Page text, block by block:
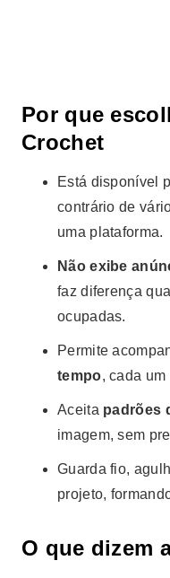
Por que
Crochet
Está disponível
contrário de
uma plataforma.
Não exibe
faz diferença
ocupadas.
Permite
tempo, cada
Aceita padrões
imagem, sem
Guarda fio,
projeto,
O que dizem